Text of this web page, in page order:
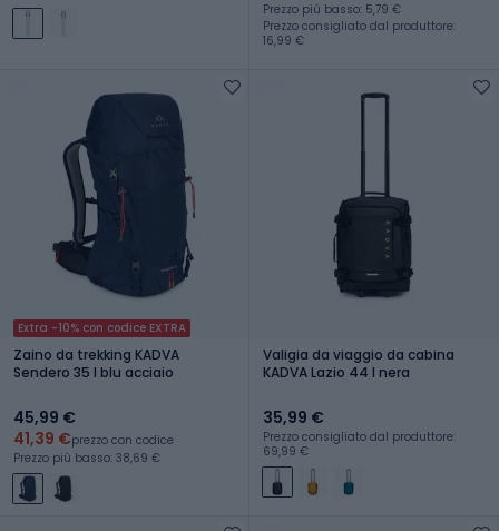
Prezzo più basso: 5,79 €
Prezzo consigliato dal produttore:
16,99 €
Extra -10% con codice EXTRA
Zaino da trekking KADVA
Sendero 35 l blu acciaio
45,99 €
41,39 €prezzo con codice
Prezzo più basso: 38,69 €
Valigia da viaggio da cabina
KADVA Lazio 44 l nera
35,99 €
Prezzo consigliato dal produttore:
69,99 €